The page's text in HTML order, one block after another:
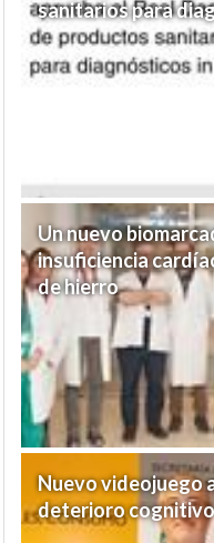
sanitarios para
Un nuevo
insuficiencia
de hierro
Nuevo videojuego
deterioro cognitivo